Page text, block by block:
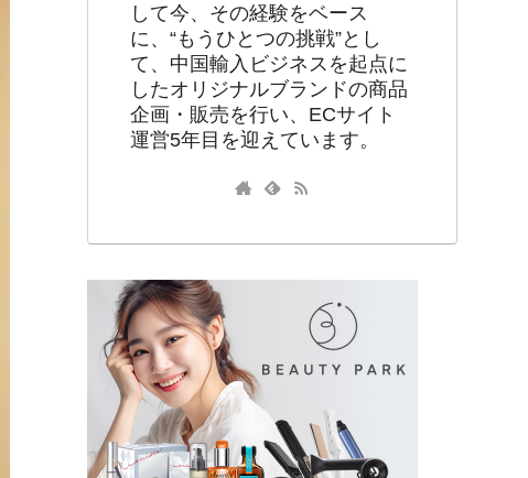
して今、その経験をベース
に、“もうひとつの挑戦”とし
て、中国輸入ビジネスを起点に
したオリジナルブランドの商品
企画・販売を行い、ECサイト
運営5年目を迎えています。